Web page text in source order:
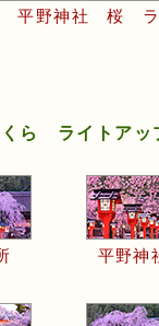
平野神社 桜 ラ
ら ライトアッ
平野神